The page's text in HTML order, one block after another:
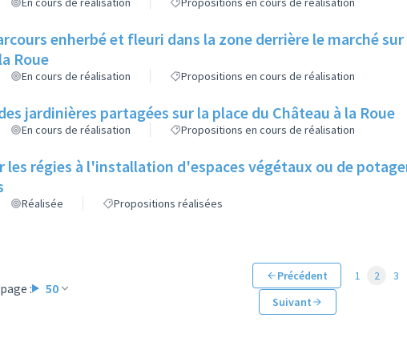
enherbé et fleuri dans la zone derrière le marché sur
Roue
En cours de réalisation Propositions en cours de réalisation
jardinières partagées sur la place du Château à la Roue
En cours de réalisation Propositions en cours de réalisation
les régies à l'installation d'espaces végétaux ou de
Réalisée Propositions réalisées
: 50
Précédent 1 2 3
Suivant